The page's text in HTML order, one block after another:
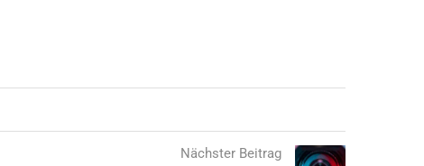
Nächster Beitrag